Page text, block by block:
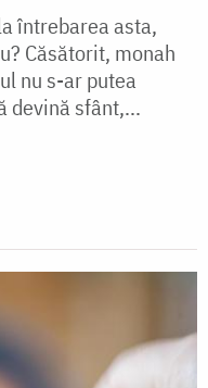
întrebarea asta,
Căsătorit, monah
nu s-ar putea
devină sfânt,...